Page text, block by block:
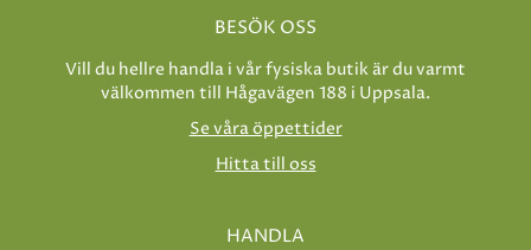
BESÖK OSS
Vill du hellre handla i vår fysiska butik är du varmt
välkommen till Hågavägen 188 i Uppsala.
Se våra öppettider
Hitta till oss
HANDLA